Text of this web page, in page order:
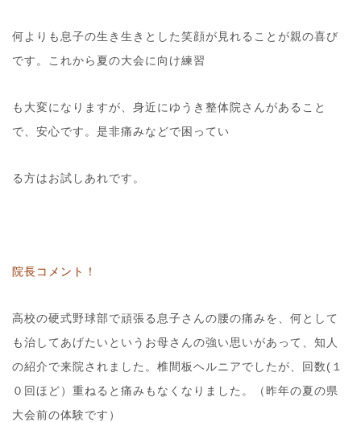
何よりも息子の生き生きとした笑顔が見れることが親の喜び
です。これから夏の大会に向け練習
も大変になりますが、身近にゆうき整体院さんがあること
で、安心です。是非痛みなどで困ってい
る方はお試しあれです。
院長コメント！
高校の硬式野球部で頑張る息子さんの腰の痛みを、何として
も治してあげたいというお母さんの強い思いがあって、知人
の紹介で来院されました。椎間板ヘルニアでしたが、回数(１
０回ほど）重ねると痛みもなくなりました。（昨年の夏の県
大会前の体験です）